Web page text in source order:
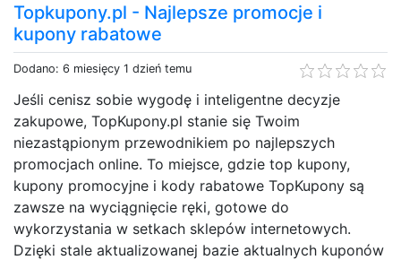
Topkupony.pl - Najlepsze promocje i
kupony rabatowe
Dodano: 6 miesięcy 1 dzień temu
Jeśli cenisz sobie wygodę i inteligentne decyzje
zakupowe, TopKupony.pl stanie się Twoim
niezastąpionym przewodnikiem po najlepszych
promocjach online. To miejsce, gdzie top kupony,
kupony promocyjne i kody rabatowe TopKupony są
zawsze na wyciągnięcie ręki, gotowe do
wykorzystania w setkach sklepów internetowych.
Dzięki stale aktualizowanej bazie aktualnych kuponów